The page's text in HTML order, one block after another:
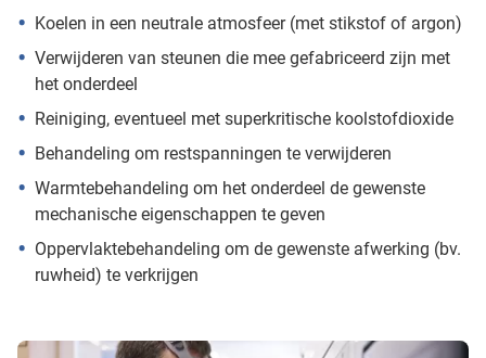
Koelen in een neutrale atmosfeer (met stikstof of argon)
Verwijderen van steunen die mee gefabriceerd zijn met
het onderdeel
Reiniging, eventueel met superkritische koolstofdioxide
Behandeling om restspanningen te verwijderen
Warmtebehandeling om het onderdeel de gewenste
mechanische eigenschappen te geven
Oppervlaktebehandeling om de gewenste afwerking (bv.
ruwheid) te verkrijgen